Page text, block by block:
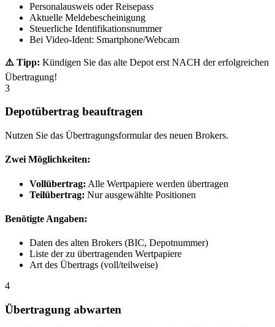
Personalausweis oder Reisepass
Aktuelle Meldebescheinigung
Steuerliche Identifikationsnummer
Bei Video-Ident: Smartphone/Webcam
⚠️ Tipp: Kündigen Sie das alte Depot erst NACH der erfolgreichen
Übertragung!
3
Depotübertrag beauftragen
Nutzen Sie das Übertragungsformular des neuen Brokers.
Zwei Möglichkeiten:
Vollübertrag: Alle Wertpapiere werden übertragen
Teilübertrag: Nur ausgewählte Positionen
Benötigte Angaben:
Daten des alten Brokers (BIC, Depotnummer)
Liste der zu übertragenden Wertpapiere
Art des Übertrags (voll/teilweise)
4
Übertragung abwarten